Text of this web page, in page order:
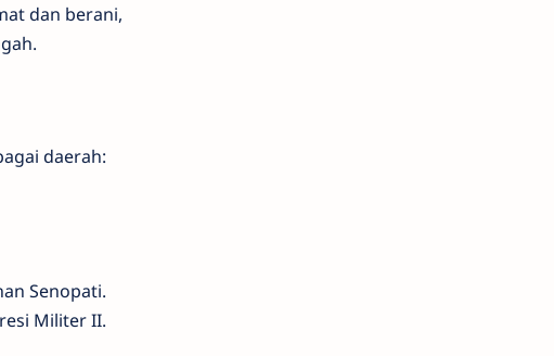
dan berani,
daerah:
Senopati.
Militer II.